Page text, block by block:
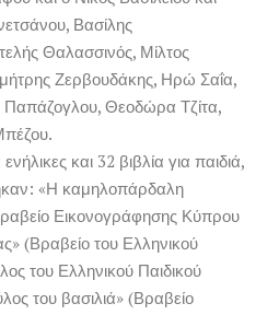
Βασίλης
Θαλασσινός, Μίλτος
Ζερβουδάκης, Ηρώ Σαΐα,
Θεοδώρα Τζίτα,
και 32 βιβλία για παιδιά,
«Η καμηλοπάρδαλη
Εικονογράφησης Κύπρου
(Βραβείο του Ελληνικού
του Ελληνικού Παιδικού
του βασιλιά» (Βραβείο